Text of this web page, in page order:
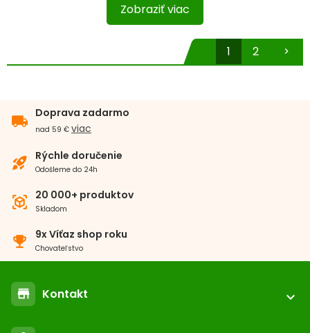
Zobraziť viac
1 2 chevron_right
local_shipping
Doprava zadarmo
nad 59 € viac
rocket_launch Rýchle doručenie
Odošleme do 24h
view_in_ar 20 000+ produktov
Skladom
emoji_events 9x Víťaz shop roku
Chovateľstvo
store Kontakt
expand_more
location_on